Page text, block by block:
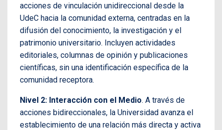
acciones de vinculación unidireccional desde la
UdeC hacia la comunidad externa, centradas en la
difusión del conocimiento, la investigación y el
patrimonio universitario. Incluyen actividades
editoriales, columnas de opinión y publicaciones
científicas, sin una identificación específica de la
comunidad receptora.
Nivel 2: Interacción con el Medio. A través de
acciones bidireccionales, la Universidad avanza el
establecimiento de una relación más directa y activa